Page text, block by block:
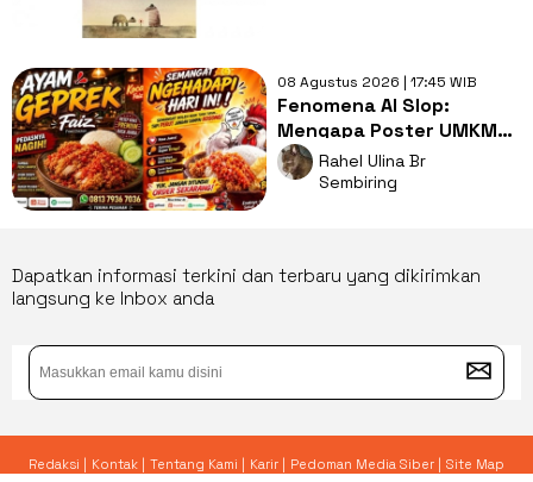
08 Agustus 2026 | 17:45 WIB
Fenomena AI Slop:
Mengapa Poster UMKM
Makin Seragam dan Bikin
Kita Bosan?
Rahel Ulina Br
Sembiring
Dapatkan informasi terkini dan terbaru yang dikirimkan
langsung ke Inbox anda
Redaksi | Kontak | Tentang Kami | Karir | Pedoman Media Siber | Site Map